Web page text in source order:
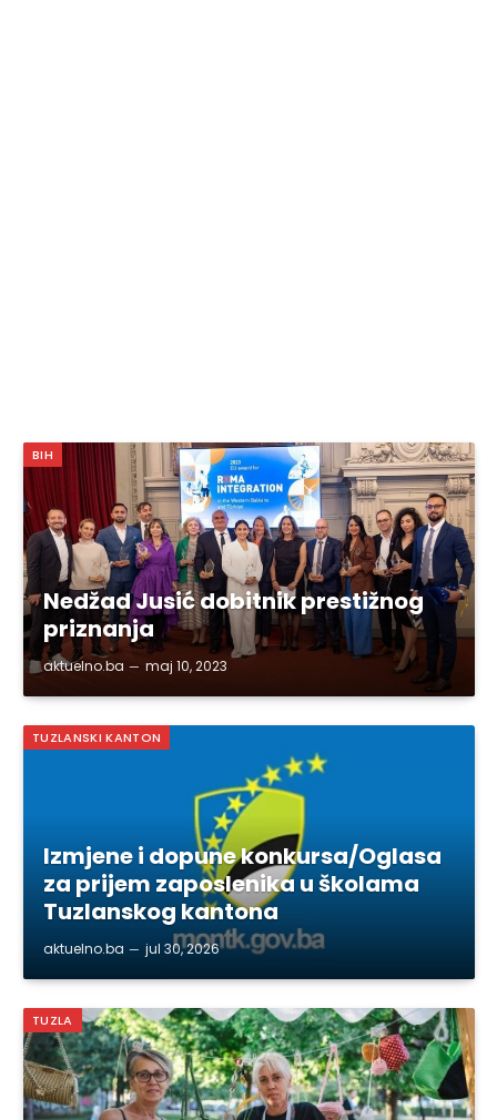
BIH
Nedžad Jusić dobitnik prestižnog
priznanja
aktuelno.ba maj 10, 2023
TUZLANSKI KANTON
Izmjene i dopune konkursa/Oglasa
za prijem zaposlenika u školama
Tuzlanskog kantona
aktuelno.ba jul 30, 2026
TUZLA